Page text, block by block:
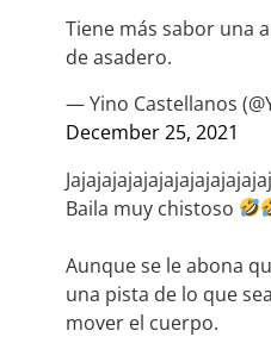
Tiene más sabor una
de asadero.
— Yino Castellanos
December 25, 2021
Baila muy chistoso
Aunque se le abona
una pista de lo que
mover el cuerpo.